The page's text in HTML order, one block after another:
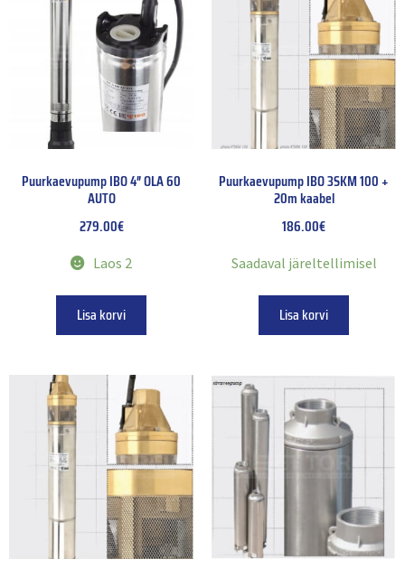
Puurkaevupump IBO 4″ OLA 60
AUTO
279.00€
Laos 2
Lisa korvi
Puurkaevupump IBO 3SKM 100 +
20m kaabel
186.00€
Saadaval järeltellimisel
Lisa korvi